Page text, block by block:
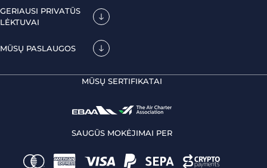
GERIAUSI PRIVATŪS
LĖKTUVAI
MŪSŲ PASLAUGOS
MŪSŲ SERTIFIKATAI
SAUGŪS MOKĖJIMAI PER